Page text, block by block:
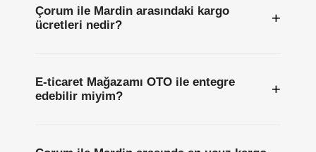
Çorum ile Mardin arasındaki kargo
ücretleri nedir?
+
E-ticaret Mağazamı OTO ile entegre
edebilir miyim?
+